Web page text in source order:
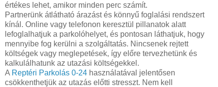
értékes lehet, amikor minden perc számít.
Partnerünk átlátható árazást és könnyű foglalási rendszert
kínál. Online vagy telefonon keresztül pillanatok alatt
lefoglalhatjuk a parkolóhelyet, és pontosan láthatjuk, hogy
mennyibe fog kerülni a szolgáltatás. Nincsenek rejtett
költségek vagy meglepetések, így előre tervezhetünk és
kalkulálhatunk az utazási költségekkel.
A Reptéri Parkolás 0-24 használatával jelentősen
csökkenthetjük az utazás előtti stresszt. Nem kell